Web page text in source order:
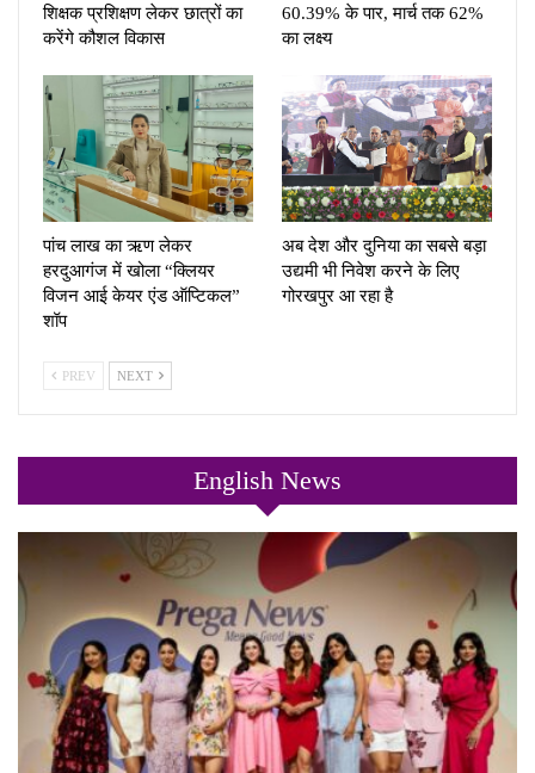
शिक्षक प्रशिक्षण लेकर छात्रों का
करेंगे कौशल विकास
60.39% के पार, मार्च तक 62%
का लक्ष्य
पांच लाख का ऋण लेकर
हरदुआगंज में खोला “क्लियर
विजन आई केयर एंड ऑप्टिकल”
शॉप
अब देश और दुनिया का सबसे बड़ा
उद्यमी भी निवेश करने के लिए
गोरखपुर आ रहा है
PREV NEXT
English News